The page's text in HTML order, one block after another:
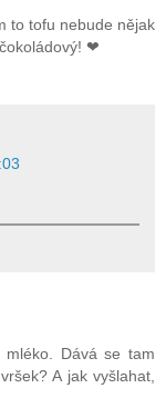
to tofu nebude nějak
❤
Dává se tam
A jak vyšlahat,